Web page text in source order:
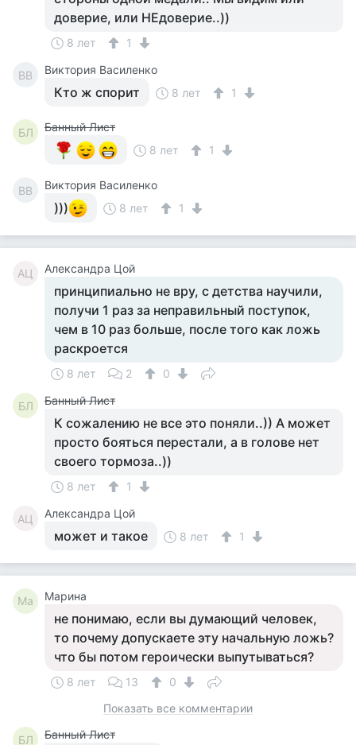
доверие, или НЕдоверие..))
8 лет 1
ВВ Виктория Василенко
Кто ж спорит 8 лет 1
БЛ
Банный Лист
8 лет
1
ВВ Виктория Василенко
))) 8 лет 1
АЦ Александра Цой
принципиально не вру, с детства научили,
получи 1 раз за неправильный поступок,
чем в 10 раз больше, после того как ложь
раскроется
8 лет 2 0
БЛ Банный Лист
К сожалению не все это поняли..)) А может
просто бояться перестали, а в голове нет
своего тормоза..))
8 лет 1
АЦ Александра Цой
может и такое 8 лет 1
Ма Марина
не понимаю, если вы думающий человек,
то почему допускаете эту начальную ложь?
что бы потом героически выпутываться?
8 лет 13
0
Показать все комментарии
БЛ Банный Лист